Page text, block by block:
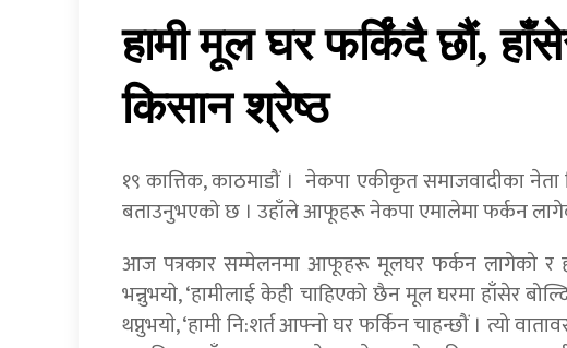
हामी मूल घर फर्किंदै छौं,
किसान श्रेष्ठ
१९ कात्तिक, काठमाडौं । नेकपा एकीकृत समाजवादीका
बताउनुभएको छ । उहाँले आफूहरू नेकपा एमालेमा फर्कन
आज पत्रकार सम्मेलनमा आफूहरू मूलघर फर्कन लागेको र
भन्नुभयाे, ‘हामीलाई केही चाहिएको छैन मूल घरमा हाँसेर
थप्नुभयाे, ‘हामी नि:शर्त आफ्नो घर फर्किन चाहन्छौं । त्यो